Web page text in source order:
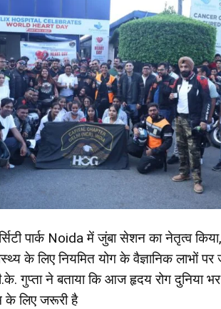
पार्क Noida में जुंबा सेशन का नेतृत्व
के लिए नियमित योग के वैज्ञानिक लाभों
गुप्ता ने बताया कि आज हृदय रोग दुनिया
के लिए जरूरी है